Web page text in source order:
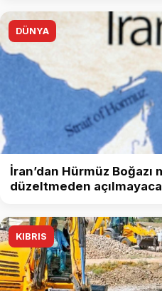
DÜNYA
İran’dan Hürmüz Boğazı
düzeltmeden
KIBRIS